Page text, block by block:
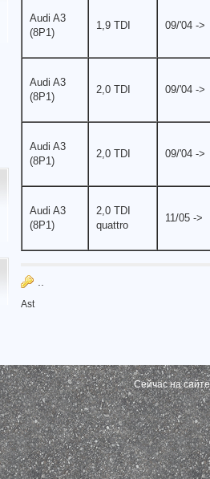
Audi A3
(8P1)
1,9 TDI 09/'04 ->
Audi A3
(8P1)
2,0 TDI 09/'04 ->
Audi A3
(8P1)
2,0 TDI 09/'04 ->
Audi A3
(8P1)
2,0 TDI
quattro
11/05 ->
Ast
Сейчас на